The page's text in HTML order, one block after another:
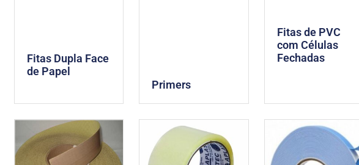
Fitas Dupla Face
de Papel
Primers
Fitas de PVC
com Células
Fechadas